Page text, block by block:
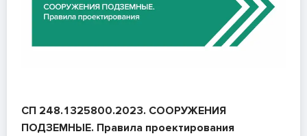
СП 248.1325800.2023. СООРУЖЕНИЯ
ПОДЗЕМНЫЕ. Правила проектирования